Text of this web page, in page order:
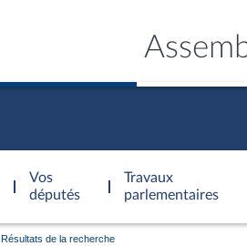
Vos
députés
Travaux
parlementaires
Résultats de la recherche